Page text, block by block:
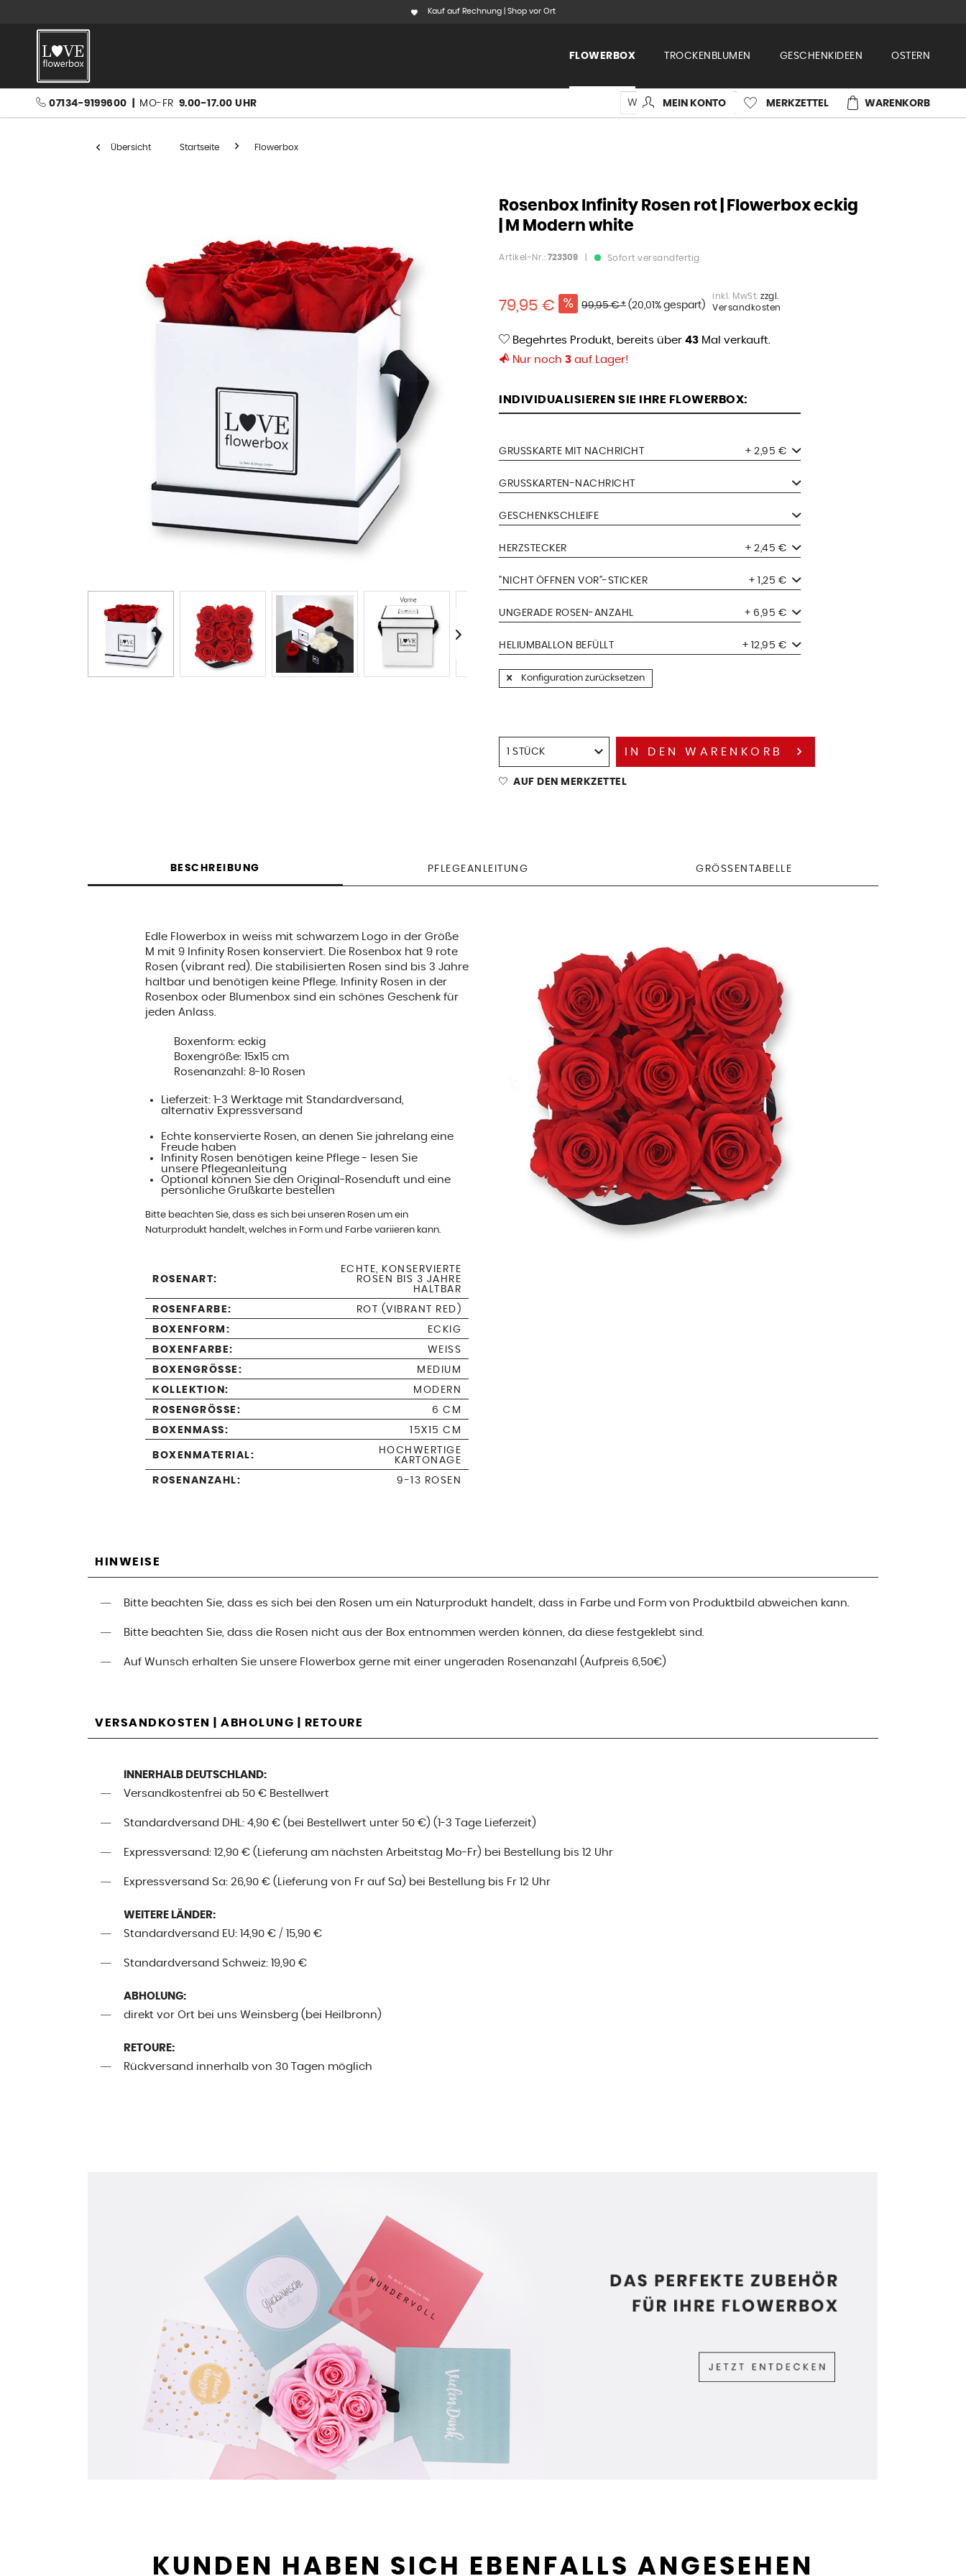
Kauf auf Rechnung | Shop vor Ort
FLOWERBOX TROCKENBLUMEN GESCHENKIDEEN OSTERN
07134-9199600 MO-FR 9.00-17.00 UHR MERKZETTEL
MEIN KONTO WARENKORB
Übersicht Startseite Flowerbox
Rosenbox Infinity Rosen rot | Flowerbox eckig
| M Modern white
Artikel-Nr.: 723309 Sofort versandfertig
79,95 € 99,95 € * (20,01% gespart)
inkl. MwSt. zzgl.
Versandkosten
Begehrtes Produkt, bereits über 43 Mal verkauft.
Nur noch 3 auf Lager!
INDIVIDUALISIEREN SIE IHRE FLOWERBOX:
GRUSSKARTE MIT NACHRICHT + 2,95 €
GRUSSKARTEN-NACHRICHT
GESCHENKSCHLEIFE
HERZSTECKER + 2,45 €
"NICHT ÖFFNEN VOR"-STICKER + 1,25 €
UNGERADE ROSEN-ANZAHL + 6,95 €
HELIUMBALLON BEFÜLLT + 12,95 €
Konfiguration zurücksetzen
IN DEN WARENKORB
AUF DEN MERKZETTEL
BESCHREIBUNG PFLEGEANLEITUNG GRÖSSENTABELLE
Edle Flowerbox in weiss mit schwarzem Logo in der Größe
M mit 9 Infinity Rosen konserviert. Die Rosenbox hat 9 rote
Rosen (vibrant red). Die stabilisierten Rosen sind bis 3 Jahre
haltbar und benötigen keine Pflege. Infinity Rosen in der
Rosenbox oder Blumenbox sind ein schönes Geschenk für
jeden Anlass.
Boxenform: eckig
Boxengröße: 15x15 cm
Rosenanzahl: 8-10 Rosen
Lieferzeit: 1-3 Werktage mit Standardversand,
alternativ Expressversand
Echte konservierte Rosen, an denen Sie jahrelang eine
Freude haben
Infinity Rosen benötigen keine Pflege - lesen Sie
unsere Pflegeanleitung
Optional können Sie den Original-Rosenduft und eine
persönliche Grußkarte bestellen
Bitte beachten Sie, dass es sich bei unseren Rosen um ein
Naturprodukt handelt, welches in Form und Farbe variieren kann.
ROSENART:
ECHTE, KONSERVIERTE
ROSEN BIS 3 JAHRE
HALTBAR
ROSENFARBE:
ROT (VIBRANT RED)
BOXENFORM:
ECKIG
BOXENFARBE:
WEISS
BOXENGRÖSSE:
MEDIUM
KOLLEKTION:
MODERN
ROSENGRÖSSE:
6 CM
BOXENMASS:
15X15 CM
BOXENMATERIAL:
HOCHWERTIGE
KARTONAGE
ROSENANZAHL:
9-13 ROSEN
HINWEISE
Bitte beachten Sie, dass es sich bei den Rosen um ein Naturprodukt handelt, dass in Farbe und Form von Produktbild abweichen kann.
Bitte beachten Sie, dass die Rosen nicht aus der Box entnommen werden können, da diese festgeklebt sind.
Auf Wunsch erhalten Sie unsere Flowerbox gerne mit einer ungeraden Rosenanzahl (Aufpreis 6,50€)
VERSANDKOSTEN | ABHOLUNG | RETOURE
INNERHALB DEUTSCHLAND:
Versandkostenfrei ab 50 € Bestellwert
Standardversand DHL: 4,90 € (bei Bestellwert unter 50 €) (1-3 Tage Lieferzeit)
Expressversand: 12,90 € (Lieferung am nächsten Arbeitstag Mo-Fr) bei Bestellung bis 12 Uhr
Expressversand Sa: 26,90 € (Lieferung von Fr auf Sa) bei Bestellung bis Fr 12 Uhr
WEITERE LÄNDER:
Standardversand EU: 14,90 € / 15,90 €
Standardversand Schweiz: 19,90 €
ABHOLUNG:
direkt vor Ort bei uns Weinsberg (bei Heilbronn)
RETOURE:
Rückversand innerhalb von 30 Tagen möglich
KUNDEN HABEN SICH EBENFALLS ANGESEHEN